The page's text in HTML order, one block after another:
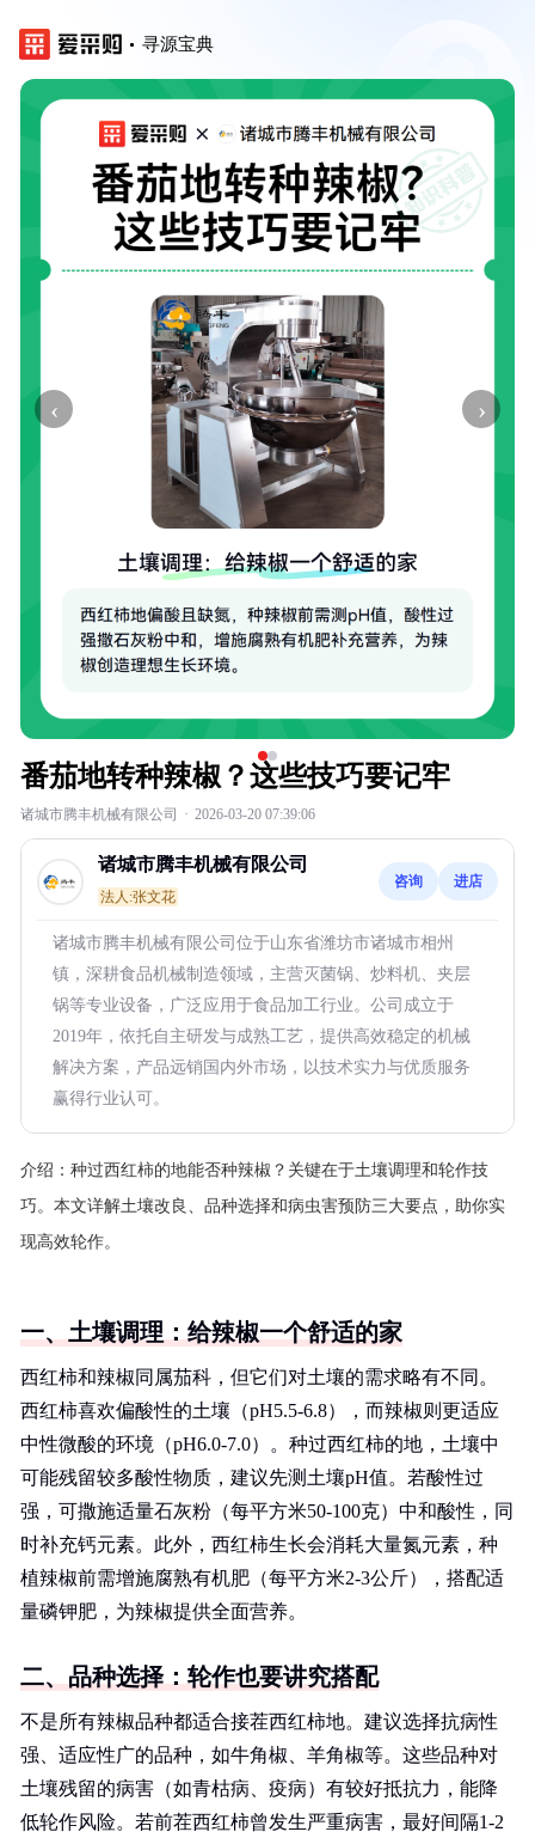
寻源宝典
‹ ›
番茄地转种辣椒？这些技巧要记牢
诸城市腾丰机械有限公司 · 2026-03-20 07:39:06
诸城市腾丰机械有限公司
法人:张文花
咨询 进店
诸城市腾丰机械有限公司位于山东省潍坊市诸城市相州
镇，深耕食品机械制造领域，主营灭菌锅、炒料机、夹层
锅等专业设备，广泛应用于食品加工行业。公司成立于
2019年，依托自主研发与成熟工艺，提供高效稳定的机械
解决方案，产品远销国内外市场，以技术实力与优质服务
赢得行业认可。
介绍： 种过西红柿的地能否种辣椒？关键在于土壤调理和轮作技
巧。本文详解土壤改良、品种选择和病虫害预防三大要点，助你实
现高效轮作。
一、土壤调理：给辣椒一个舒适的家
西红柿和辣椒同属茄科，但它们对土壤的需求略有不同。
西红柿喜欢偏酸性的土壤（pH5.5-6.8），而辣椒则更适应
中性微酸的环境（pH6.0-7.0）。种过西红柿的地，土壤中
可能残留较多酸性物质，建议先测土壤pH值。若酸性过
强，可撒施适量石灰粉（每平方米50-100克）中和酸性，同
时补充钙元素。此外，西红柿生长会消耗大量氮元素，种
植辣椒前需增施腐熟有机肥（每平方米2-3公斤），搭配适
量磷钾肥，为辣椒提供全面营养。
二、品种选择：轮作也要讲究搭配
不是所有辣椒品种都适合接茬西红柿地。建议选择抗病性
强、适应性广的品种，如牛角椒、羊角椒等。这些品种对
土壤残留的病害（如青枯病、疫病）有较好抵抗力，能降
低轮作风险。若前茬西红柿曾发生严重病害，最好间隔1-2